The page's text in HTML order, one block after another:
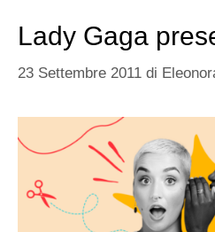
Lady Gaga
23 Settembre 2011 di